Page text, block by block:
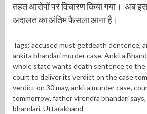
तहत आरोपों पर विचारण किया गया। अब
अदालत का अंतिम फैसला आना है।
Tags: accused must getdeath dentence,
ankita bhandari murder case, Ankita
whole state wants death sentence to
court to deliver its verdict on the case
verdict on 30 may, ankita murder case,
tommorrow, father virendra bhandari says,
bhandari, Uttarakhand